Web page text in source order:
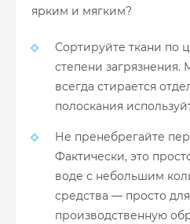
ярким и мягким?
Сортируйте ткани по
степени загрязнения.
всегда стирается
полоскания
Не пренебрегайте
Фактически, это
воде с небольшим
средства — просто
производственную